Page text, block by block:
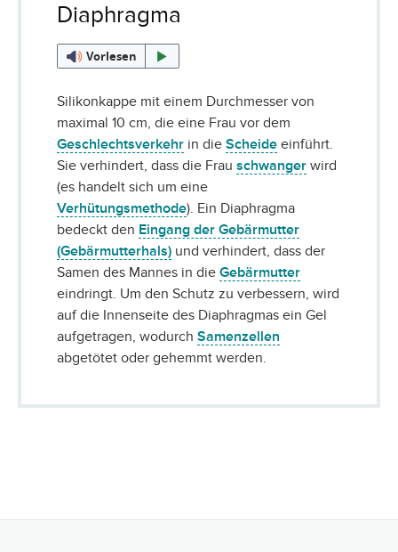
Diaphragma
Vorlesen
Silikonkappe mit einem Durchmesser von
maximal 10 cm, die eine Frau vor dem
Geschlechtsverkehr in die Scheide einführt.
Sie verhindert, dass die Frau schwanger wird
(es handelt sich um eine
Verhütungsmethode). Ein Diaphragma
bedeckt den Eingang der Gebärmutter
(Gebärmutterhals) und verhindert, dass der
Samen des Mannes in die Gebärmutter
eindringt. Um den Schutz zu verbessern, wird
auf die Innenseite des Diaphragmas ein Gel
aufgetragen, wodurch Samenzellen
abgetötet oder gehemmt werden.